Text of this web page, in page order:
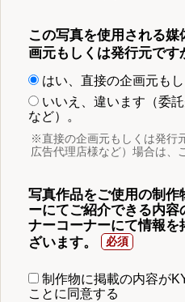
この写真を使用される
画元もしくは発行元です
はい、直接の企画元もし
いいえ、違います（委
など）。
※直接の企画元もしくは発行
広告代理店様など）場合は、
写真作品をご使用の制
ーにてご紹介できる内
ナーコーナーにて情報
ざいます。
制作物に掲載の内容が
ことに同意する